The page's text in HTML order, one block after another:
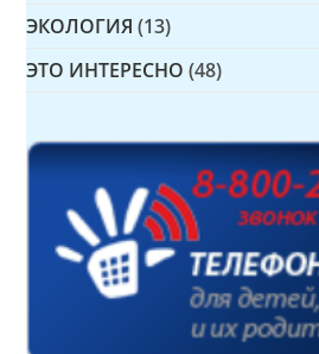
ЭКОЛОГИЯ (13)
ЭТО ИНТЕРЕСНО (48)